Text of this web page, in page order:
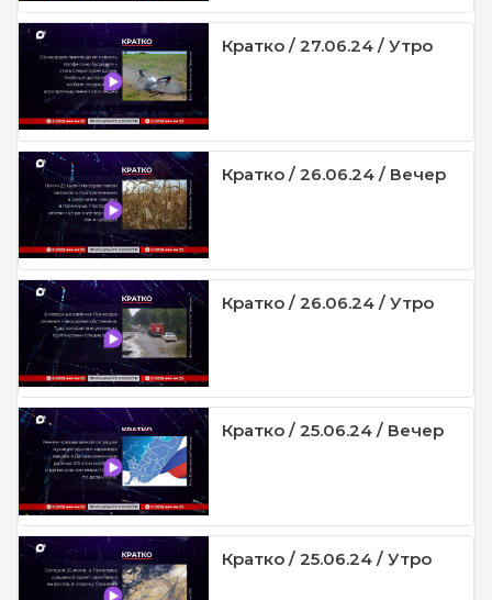
Кратко / 27.06.24 / Утро
Кратко / 26.06.24 / Вечер
Кратко / 26.06.24 / Утро
Кратко / 25.06.24 / Вечер
Кратко / 25.06.24 / Утро